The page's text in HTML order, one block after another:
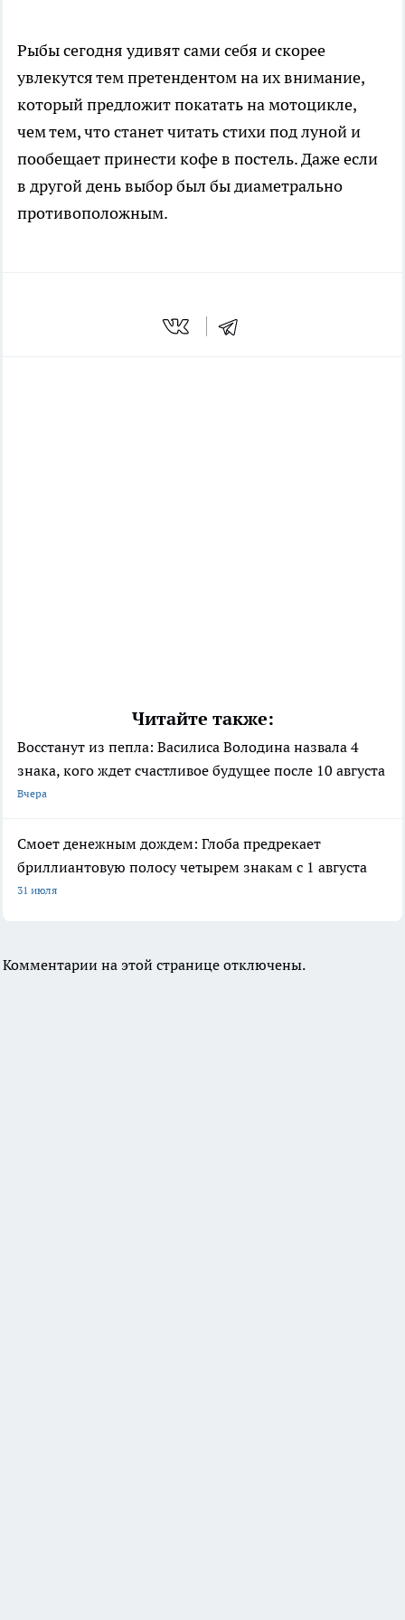
Рыбы сегодня удивят сами себя и скорее
увлекутся тем претендентом на их внимание,
который предложит покатать на мотоцикле,
чем тем, что станет читать стихи под луной и
пообещает принести кофе в постель. Даже если
в другой день выбор был бы диаметрально
противоположным.
Читайте также:
Восстанут из пепла: Василиса Володина назвала 4
знака, кого ждет счастливое будущее после 10 августа
Вчера
Смоет денежным дождем: Глоба предрекает
бриллиантовую полосу четырем знакам с 1 августа
31 июля
Комментарии на этой странице отключены.